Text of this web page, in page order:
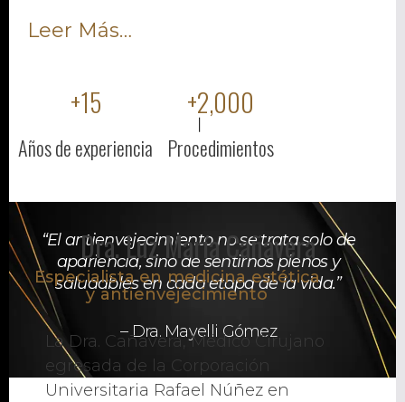
Leer Más…
Años de experiencia
+15
Procedimientos
+2,000
“El antienvejecimiento no se trata solo de
apariencia, sino de sentirnos plenos y
saludables en cada etapa de la vida.”
– Dra. Mayelli Gómez
Dra. Luz María Cañavera
Especialista en medicina estética
y antienvejecimiento
La Dra. Cañavera, Médico Cirujano
egresada de la Corporación
Universitaria Rafael Núñez en